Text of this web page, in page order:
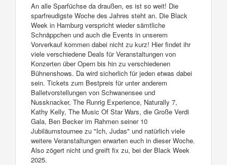
An alle Sparfüchse da draußen, es ist so weit! Die
sparfreudigste Woche des Jahres steht an. Die Black
Week in Hamburg verspricht wieder sämtliche
Schnäppchen und auch die Events in unserem
Vorverkauf kommen dabei nicht zu kurz! Hier findet ihr
viele verschiedene Deals für Veranstaltungen von
Konzerten über Opern bis hin zu verschiedenen
Bühnenshows. Da wird sicherlich für jeden etwas dabei
sein. Tickets zum Bestpreis für unter anderem
Balletvorstellungen von Schwanensee und
Nussknacker, The Runrig Experience, Naturally 7,
Kathy Kelly, The Music Of Star Wars, die Große Verdi
Gala, Ben Becker im Rahmen seiner 10
Jubiläumstournee zu "Ich, Judas" und natürlich viele
weitere Veranstaltungen erwarten euch in dieser Woche.
Also zögert nicht und greift fix zu, bei der Black Week
2025.